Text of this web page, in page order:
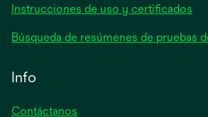
Instrucciones de uso y certificados
Búsqueda de resúmenes de pruebas
Info
Contáctanos